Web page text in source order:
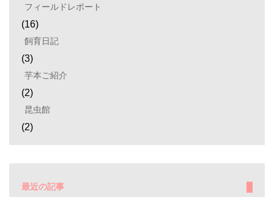
フィールドレポート
(16)
飼育日記
(3)
芋本ご紹介
(2)
昆虫館
(2)
最近の記事